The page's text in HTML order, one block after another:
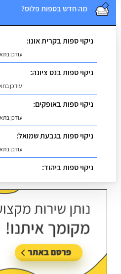
מה חדש בספות פלוס?
ניקוי ספות בקרית אונו:
עודכן
ניקוי ספות בנס ציונה:
עודכן
ניקוי ספות באופקים:
עודכן
ניקוי ספות בגבעת שמואל:
עודכן
ניקוי ספות ביהוד:
עודכן